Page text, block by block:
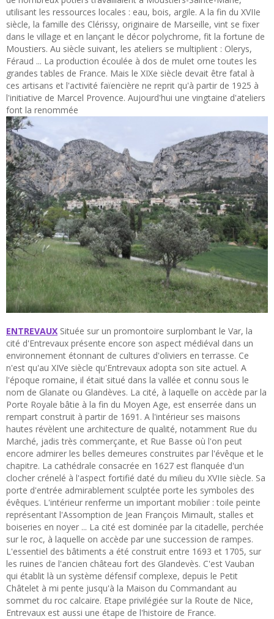
utilisant les ressources locales : eau, bois, argile. A la fin du XVIIe
siècle, la famille des Clérissy, originaire de Marseille, vint se fixer
dans le village et en lançant le décor polychrome, fit la fortune de
Moustiers. Au siècle suivant, les ateliers se multiplient : Olerys,
Féraud ... La production écoulée à dos de mulet orne toutes les
grandes tables de France. Mais le XIXe siècle devait être fatal à
ces artisans et l'activité faïencière ne reprit qu'à partir de 1925 à
l'initiative de Marcel Provence. Aujourd'hui une vingtaine d'ateliers
font la renommée
ENTREVAUX Située sur un promontoire surplombant le Var, la
cité d'Entrevaux présente encore son aspect médiéval dans un
environnement étonnant de cultures d'oliviers en terrasse. Ce
n'est qu'au XIVe siècle qu'Entrevaux adopta son site actuel. A
l'époque romaine, il était situé dans la vallée et connu sous le
nom de Glanate ou Glandèves. La cité, à laquelle on accède par la
Porte Royale bâtie à la fin du Moyen Age, est enserrée dans un
rempart construit à partir de 1691. A l'intérieur ses maisons
hautes révèlent une architecture de qualité, notamment Rue du
Marché, jadis très commerçante, et Rue Basse où l'on peut
encore admirer les belles demeures construites par l'évêque et le
chapitre. La cathédrale consacrée en 1627 est flanquée d'un
clocher crénelé à l'aspect fortifié daté du milieu du XVIIe siècle. Sa
porte d'entrée admirablement sculptée porte les symboles des
évêques. L'intérieur renferme un important mobilier : toile peinte
représentant l'Assomption de Jean François Mimault, stalles et
boiseries en noyer ... La cité est dominée par la citadelle, perchée
sur le roc, à laquelle on accède par une succession de rampes.
L'essentiel des bâtiments a été construit entre 1693 et 1705, sur
les ruines de l'ancien château fort des Glandevès. C'est Vauban
qui établit là un système défensif complexe, depuis le Petit
Châtelet à mi pente jusqu'à la Maison du Commandant au
sommet du roc calcaire. Etape privilégiée sur la Route de Nice,
Entrevaux est aussi une étape de l'histoire de France.